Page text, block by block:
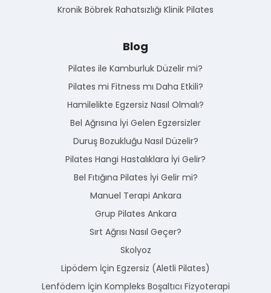
Kronik Böbrek Rahatsızlığı Klinik Pilates
Blog
Pilates ile Kamburluk Düzelir mi?
Pilates mi Fitness mı Daha Etkili?
Hamilelikte Egzersiz Nasıl Olmalı?
Bel Ağrısına İyi Gelen Egzersizler
Duruş Bozukluğu Nasıl Düzelir?
Pilates Hangi Hastalıklara İyi Gelir?
Bel Fıtığına Pilates İyi Gelir mi?
Manuel Terapi Ankara
Grup Pilates Ankara
Sırt Ağrısı Nasıl Geçer?
Skolyoz
Lipödem İçin Egzersiz (Aletli Pilates)
Lenfödem İçin Kompleks Boşaltıcı Fizyoterapi